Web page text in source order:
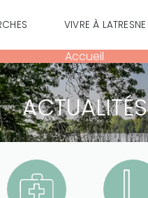
VIVRE À LATRESNE
Accueil
ACTUALITÉS